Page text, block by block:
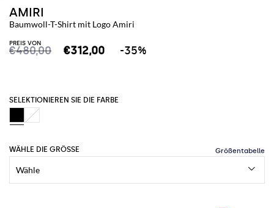
AMIRI
Baumwoll-T-Shirt mit Logo Amiri
PREIS VON
€480,00 €312,00 -35%
SELEKTIONIEREN SIE DIE FARBE
WÄHLE DIE GRÖSSE